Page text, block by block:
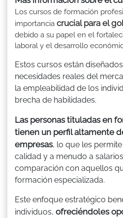
Los cursos de formación
importancia crucial para el
debido a su papel en el
laboral y el desarrollo
Estos cursos están
necesidades reales del
la empleabilidad de los
brecha de habilidades.
Las personas tituladas en
tienen un perfil altamente
empresas, lo que les
calidad y a menudo a
comparación con aquellos
formación especializada.
Este enfoque estratégico
individuos, ofreciéndoles